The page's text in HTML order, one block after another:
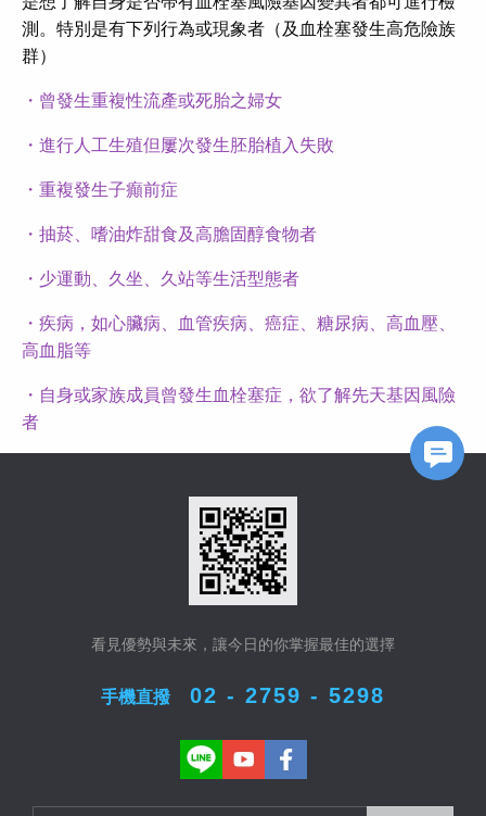
測。特別是有下列行為或現象者（及血栓塞發生高危險族
群）
・曾發生重複性流產或死胎之婦女
・進行人工生殖但屢次發生胚胎植入失敗
・重複發生子癲前症
・抽菸、嗜油炸甜食及高膽固醇食物者
・少運動、久坐、久站等生活型態者
・疾病，如心臟病、血管疾病、癌症、糖尿病、高血壓、
高血脂等
・自身或家族成員曾發生血栓塞症，欲了解先天基因風險
者
FB Messageer
看見優勢與未來，讓今日的你掌握最佳的選擇
手機直撥 02 - 2759 - 5298